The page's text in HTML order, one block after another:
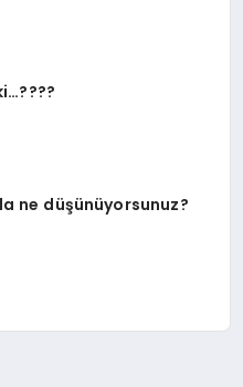
ne düşünüyorsunuz?